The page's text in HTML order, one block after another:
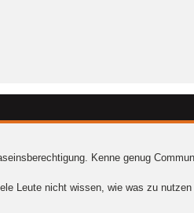
Kenne genug
Leute nicht wissen, wie was zu